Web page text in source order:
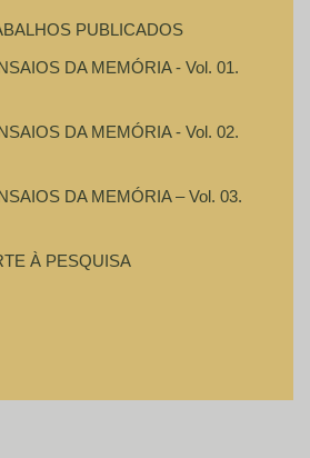
PUBLICADOS
DA MEMÓRIA - Vol. 01.
DA MEMÓRIA - Vol. 02.
DA MEMÓRIA – Vol. 03.
À PESQUISA